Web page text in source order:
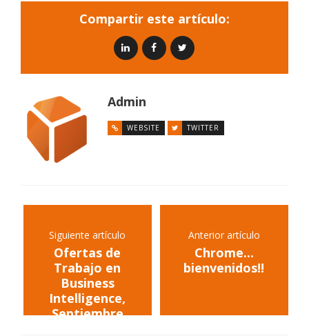
Compartir este artículo:
Admin
WEBSITE TWITTER
Siguiente artículo
Ofertas de
Trabajo en
Business
Intelligence,
Septiembre
Anterior artículo
Chrome...
bienvenidos!!